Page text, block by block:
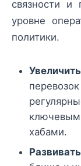
связности и
уровне
политики.
Увеличить
хабами.
Развивать